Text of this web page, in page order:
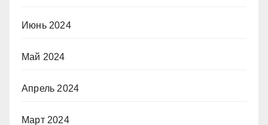
Июнь 2024
Май 2024
Апрель 2024
Март 2024